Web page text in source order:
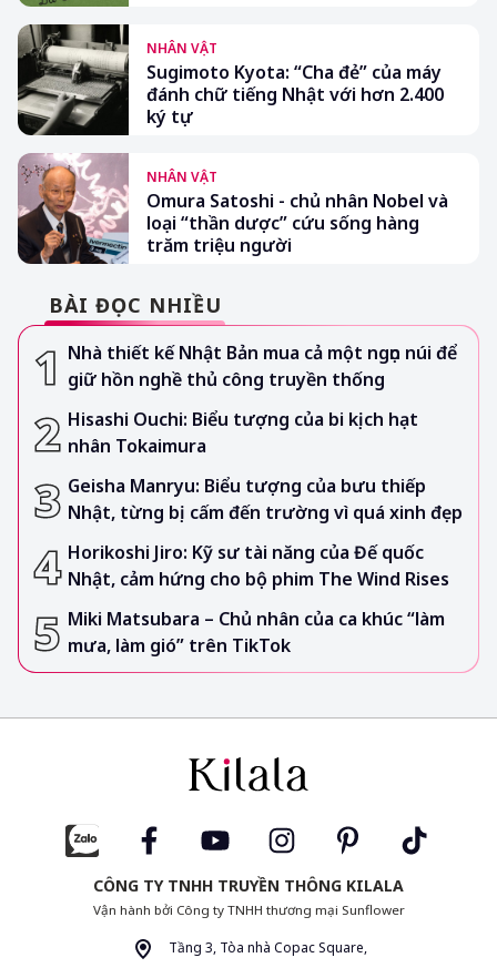
NHÂN VẬT
Sugimoto Kyota: “Cha đẻ” của máy
đánh chữ tiếng Nhật với hơn 2.400
ký tự
NHÂN VẬT
Omura Satoshi - chủ nhân Nobel và
loại “thần dược” cứu sống hàng
trăm triệu người
BÀI ĐỌC NHIỀU
Nhà thiết kế Nhật Bản mua cả một ngọn núi để
giữ hồn nghề thủ công truyền thống
Hisashi Ouchi: Biểu tượng của bi kịch hạt
nhân Tokaimura
Geisha Manryu: Biểu tượng của bưu thiếp
Nhật, từng bị cấm đến trường vì quá xinh đẹp
Horikoshi Jiro: Kỹ sư tài năng của Đế quốc
Nhật, cảm hứng cho bộ phim The Wind Rises
Miki Matsubara – Chủ nhân của ca khúc “làm
mưa, làm gió” trên TikTok
CÔNG TY TNHH TRUYỀN THÔNG KILALA
Vận hành bởi Công ty TNHH thương mại Sunflower
Tầng 3, Tòa nhà Copac Square,